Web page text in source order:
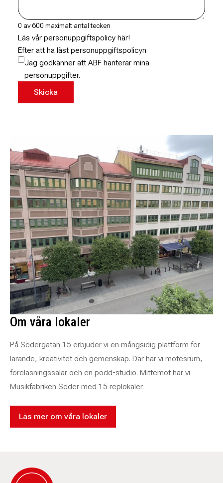
0 av 600 maximalt antal tecken
Läs vår personuppgiftspolicy här!
Efter att ha läst personuppgiftspolicyn
Jag godkänner att ABF hanterar mina
personuppgifter.
Om våra lokaler
På Södergatan 15 erbjuder vi en mångsidig plattform för
lärande, kreativitet och gemenskap. Där har vi mötesrum,
föreläsningssalar och en podd-studio. Mittemot har vi
Musikfabriken Söder med 15 replokaler.
Läs mer om våra lokaler